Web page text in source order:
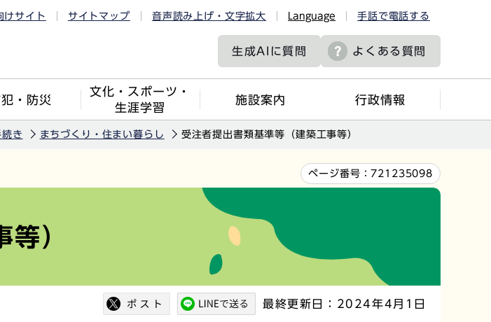
けサイト サイトマップ 音声読み上げ・文字拡大 Language 手話で電話する
生成AIに質問 よくある質問
犯・防災
文化・スポーツ・
生涯学習
施設案内 行政情報
き まちづくり・住まい暮らし 受注者提出書類基準等（建築工事等）
ページ番号： 721235098
）
最終更新日：2024年4月1日